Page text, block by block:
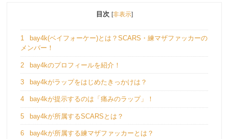
目次 [非表示]
1
bay4k(ベイフォーケー)とは？SCARS・練マザファッカーの
メンバー！
2 bay4kのプロフィールを紹介！
3 bay4kがラップをはじめたきっかけは？
4 bay4kが提示するのは「痛みのラップ」！
5 bay4kが所属するSCARSとは？
6 bay4kが所属する練マザファッカーとは？